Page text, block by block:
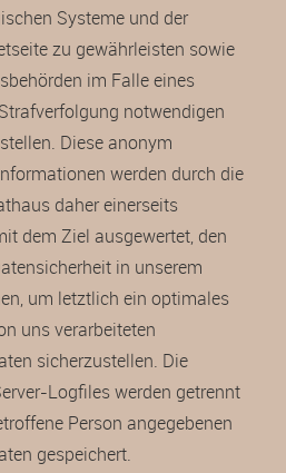
Systeme und der
zu gewährleisten sowie
im Falle eines
notwendigen
Diese anonym
werden durch die
daher einerseits
dem Ziel ausgewertet, den
in unserem
um letztlich ein optimales
uns verarbeiteten
sicherzustellen. Die
Logfiles werden getrennt
Person angegebenen
gespeichert.